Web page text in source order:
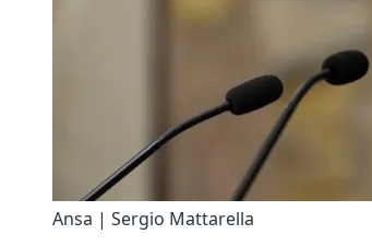
Ansa | Sergio Mattarella